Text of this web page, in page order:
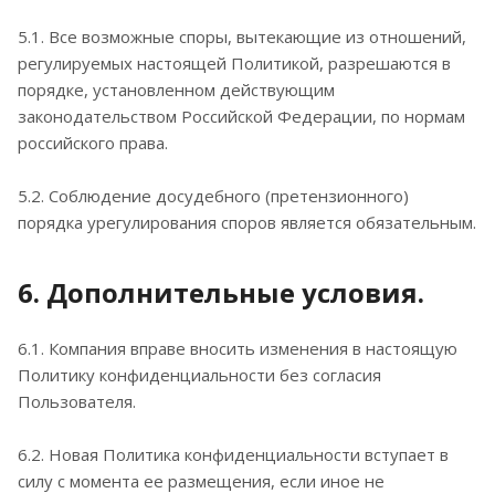
5.1. Все возможные споры, вытекающие из отношений,
регулируемых настоящей Политикой, разрешаются в
порядке, установленном действующим
законодательством Российской Федерации, по нормам
российского права.
5.2. Соблюдение досудебного (претензионного)
порядка урегулирования споров является обязательным.
6. Дополнительные условия.
6.1. Компания вправе вносить изменения в настоящую
Политику конфиденциальности без согласия
Пользователя.
6.2. Новая Политика конфиденциальности вступает в
силу с момента ее размещения, если иное не